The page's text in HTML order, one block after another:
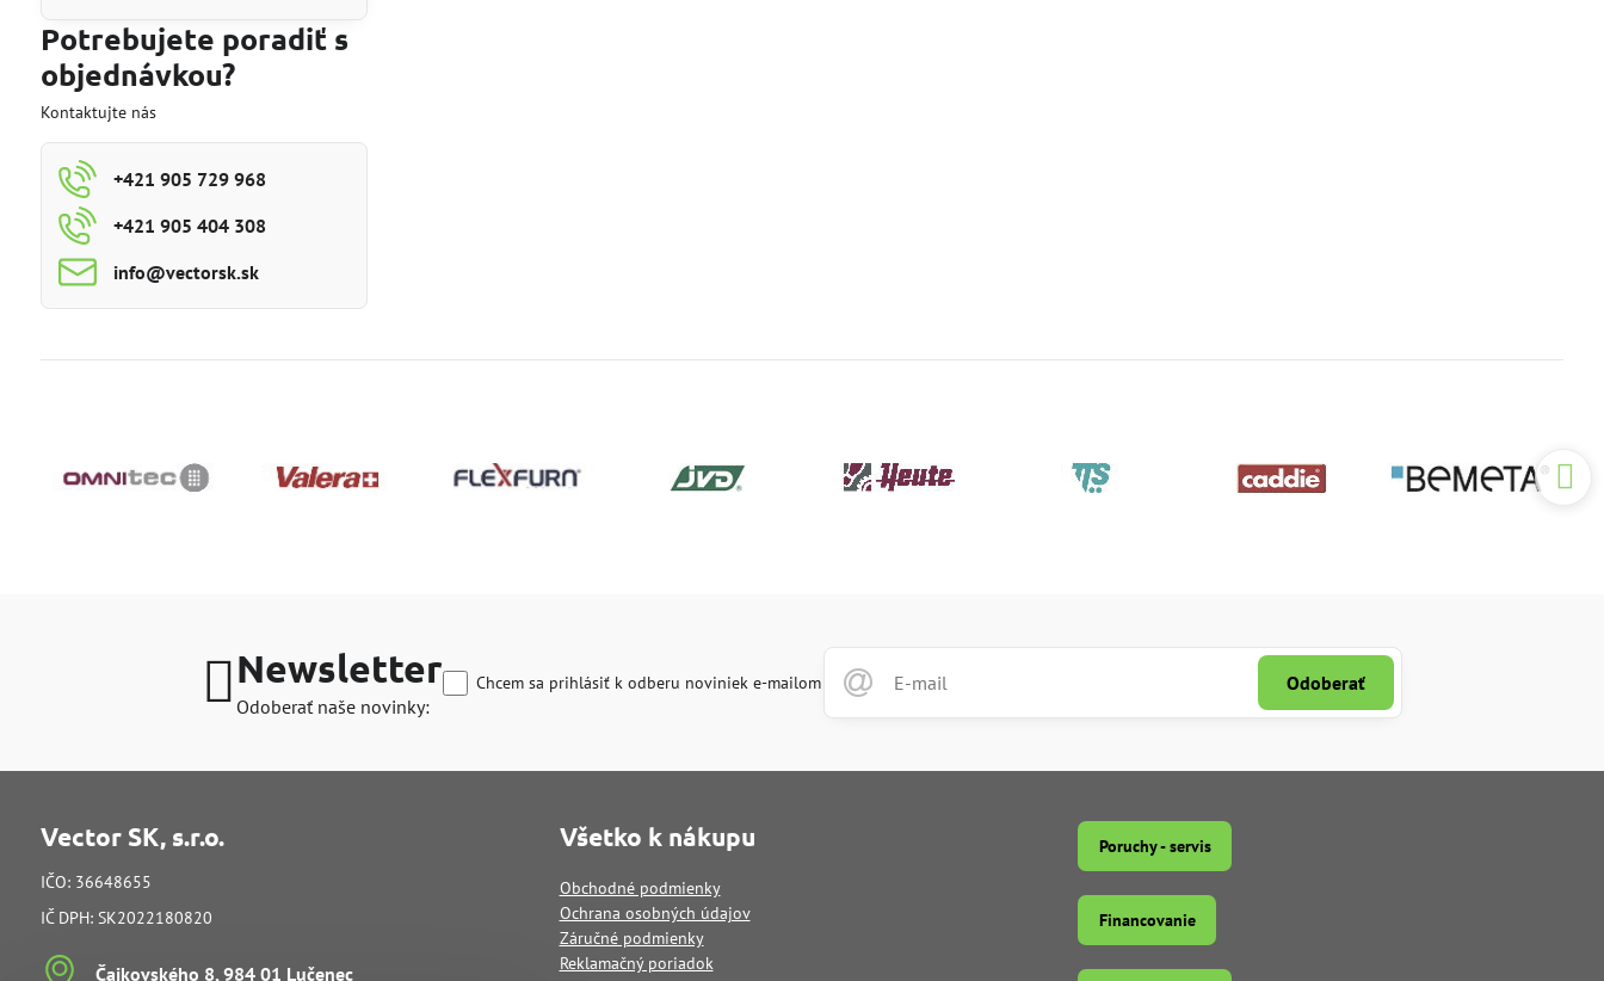
Potrebujete poradiť s
objednávkou?
Kontaktujte nás
+421 905 729 968
+421 905 404 308
info​@vectorsk​.sk
Newsletter
Odoberať naše novinky:
Odoberať
Chcem sa prihlásiť k odberu noviniek e-mailom
Vector SK, s.r.o.
IČO: 36648655
IČ DPH: SK2022180820
Čajkovského 8, 984 01 Lučenec
Všetko k nákupu
Obchodné podmienky
Ochrana osobných údajov
Záručné podmienky
Reklamačný poriadok
Poruchy - servis
Financovanie